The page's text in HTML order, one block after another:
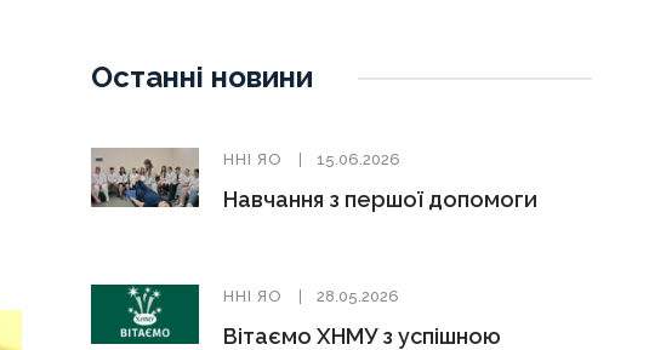
Останні новини
ННІ ЯО 15.06.2026
Навчання з першої допомоги
ННІ ЯО 28.05.2026
Вітаємо ХНМУ з успішною